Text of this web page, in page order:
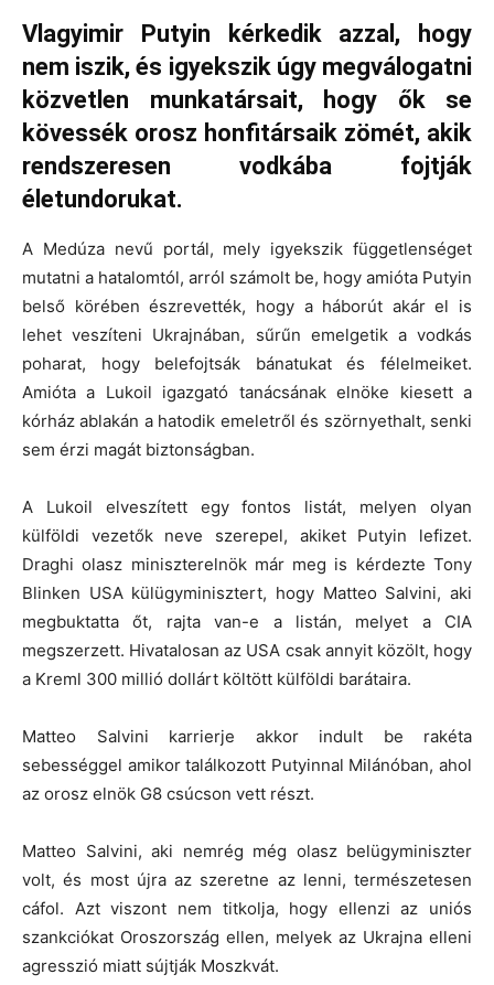
Vlagyimir Putyin kérkedik azzal, hogy
nem iszik, és igyekszik úgy megválogatni
közvetlen munkatársait, hogy ők se
kövessék orosz honfitársaik zömét, akik
rendszeresen vodkába fojtják
életundorukat.
A Medúza nevű portál, mely igyekszik függetlenséget
mutatni a hatalomtól, arról számolt be, hogy amióta Putyin
belső körében észrevették, hogy a háborút akár el is
lehet veszíteni Ukrajnában, sűrűn emelgetik a vodkás
poharat, hogy belefojtsák bánatukat és félelmeiket.
Amióta a Lukoil igazgató tanácsának elnöke kiesett a
kórház ablakán a hatodik emeletről és szörnyethalt, senki
sem érzi magát biztonságban.
A Lukoil elveszített egy fontos listát, melyen olyan
külföldi vezetők neve szerepel, akiket Putyin lefizet.
Draghi olasz miniszterelnök már meg is kérdezte Tony
Blinken USA külügyminisztert, hogy Matteo Salvini, aki
megbuktatta őt, rajta van-e a listán, melyet a CIA
megszerzett. Hivatalosan az USA csak annyit közölt, hogy
a Kreml 300 millió dollárt költött külföldi barátaira.
Matteo Salvini karrierje akkor indult be rakéta
sebességgel amikor találkozott Putyinnal Milánóban, ahol
az orosz elnök G8 csúcson vett részt.
Matteo Salvini, aki nemrég még olasz belügyminiszter
volt, és most újra az szeretne az lenni, természetesen
cáfol. Azt viszont nem titkolja, hogy ellenzi az uniós
szankciókat Oroszország ellen, melyek az Ukrajna elleni
agresszió miatt sújtják Moszkvát.